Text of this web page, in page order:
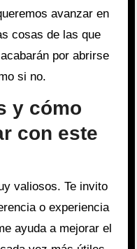
avanzar en
cosas de las que
por abrirse
si no.
y cómo
con este
valiosos. Te invito
o experiencia
ayuda a mejorar el